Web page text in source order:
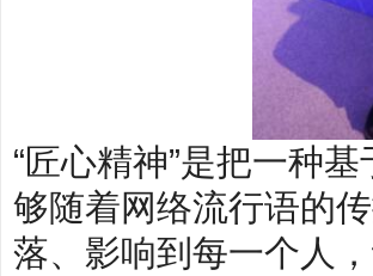
“匠心精神”是把一种
够随着网络流行语的
落、影响到每一个人